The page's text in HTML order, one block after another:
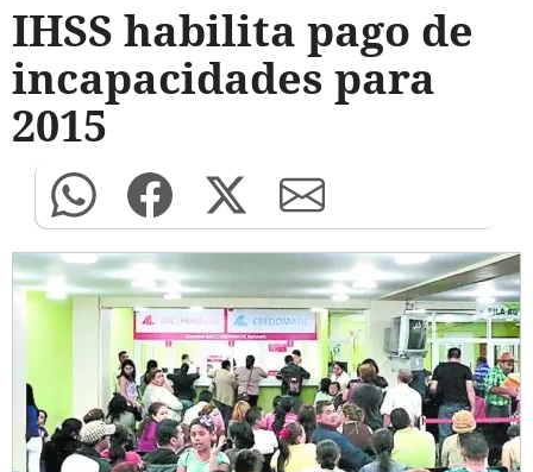
IHSS habilita pago de
incapacidades para
2015